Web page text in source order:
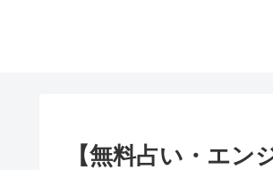
【無料占い・エ